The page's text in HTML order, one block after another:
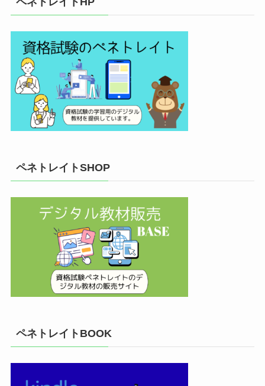
ペネトレイトSHOP
ペネトレイトBOOK